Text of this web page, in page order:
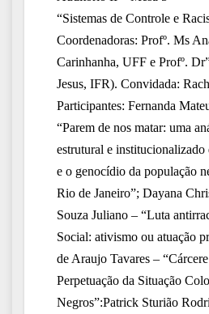
“Sistemas de Controle e
Coordenadoras: Profº. Ms
Carinhanha, UFF e Profº.
Jesus, IFR). Convidada:
Participantes: Fernanda
“Parem de nos matar: uma
estrutural e institucionalizado
e o genocídio da população
Rio de Janeiro”; Dayana
Souza Juliano – “Luta
Social: ativismo ou atuação
de Araujo Tavares –
Perpetuação da Situação
Negros”:Patrick Sturião